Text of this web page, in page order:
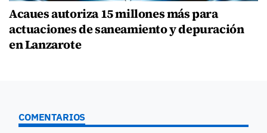
Acaues autoriza 15 millones más para
actuaciones de saneamiento y depuración
en Lanzarote
COMENTARIOS